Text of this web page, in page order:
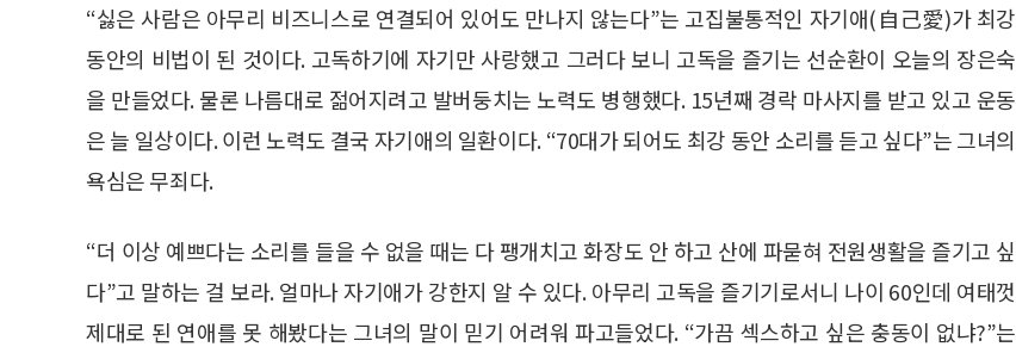
“싫은 사람은 아무리 비즈니스로 연결되어 있어도 만나지 않는다”는 고집불통적인 자기애(自己愛)가 최강
동안의 비법이 된 것이다. 고독하기에 자기만 사랑했고 그러다 보니 고독을 즐기는 선순환이 오늘의 장은숙
을 만들었다. 물론 나름대로 젊어지려고 발버둥치는 노력도 병행했다. 15년째 경락 마사지를 받고 있고 운동
은 늘 일상이다. 이런 노력도 결국 자기애의 일환이다. “70대가 되어도 최강 동안 소리를 듣고 싶다”는 그녀의
욕심은 무죄다.
“더 이상 예쁘다는 소리를 들을 수 없을 때는 다 팽개치고 화장도 안 하고 산에 파묻혀 전원생활을 즐기고 싶
다”고 말하는 걸 보라. 얼마나 자기애가 강한지 알 수 있다. 아무리 고독을 즐기기로서니 나이 60인데 여태껏
제대로 된 연애를 못 해봤다는 그녀의 말이 믿기 어려워 파고들었다. “가끔 섹스하고 싶은 충동이 없냐?”는